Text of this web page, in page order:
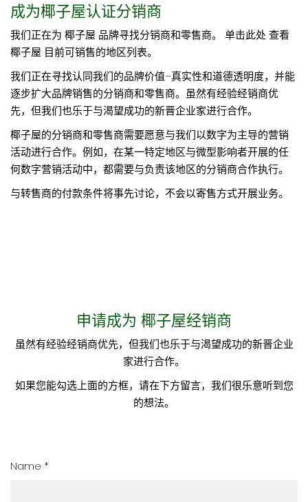
成为椰子屋认证分销商
我们正在为 椰子屋 品牌寻找分销商和零售商。 单击此处 查看
椰子屋 目前可销售的地区列表。
我们正在寻找认同我们的品牌价值–真实性和道德透明度，并能
逐步扩大品牌销售的分销商和零售商。虽然有经验经销商优
先，但我们也乐于与渴望成功的新晋企业家进行合作。
椰子屋的分销商和零售商需要愿意与我们以数字为主导的营销
活动进行合作。例如，在某一特定地区与微型影响者开展的任
何数字营销活动中，都需要与负责该地区的分销商合作执行。
与转售商的付款条件将事先讨论，不会以寄售方式开展业务。
申请成为 椰子屋经销商
虽然有经验经销商优先，但我们也乐于与渴望成功的新晋企业
家进行合作。
如果您能勾选上面的方框，请在下方留言，我们很乐意听到您
的想法。
Name *